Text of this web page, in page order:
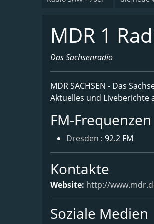
MDR 1
Das Sachsenradio
MDR SACHSEN - Das
Aktuelles und Liveberichte
FM-Frequenzen
Dresden : 92.2 FM
Kontakte
Website: http://
Soziale Medien